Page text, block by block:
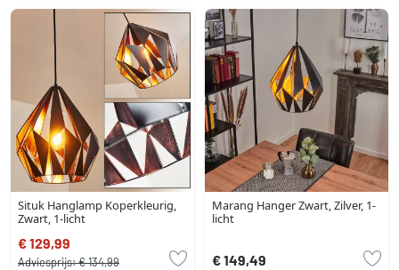
Situk Hanglamp Koperkleurig,
Zwart, 1-licht
€ 129,99
Adviesprijs:€ 134,99
Marang Hanger Zwart, Zilver, 1-
licht
€ 149,49